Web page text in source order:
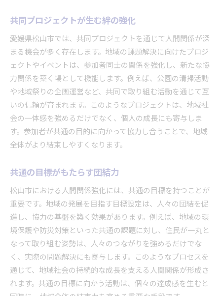
共同プロジェクトが生む絆の強化
愛媛県松山市では、共同プロジェクトを通じて人間関係が深
まる機会が多く存在します。地域の課題解決に向けたプロジ
ェクトやイベントは、参加者同士の関係を強化し、新たな協
力関係を築く場として機能します。例えば、公園の清掃活動
や地域祭りの企画運営など、共同で取り組む活動を通じて互
いの信頼が育まれます。このようなプロジェクトは、地域社
会の一体感を強めるだけでなく、個人の成長にも寄与しま
す。参加者が共通の目的に向かって協力し合うことで、地域
全体がより結束しやすくなります。
共通の目標がもたらす団結力
松山市における人間関係強化には、共通の目標を持つことが
重要です。地域の発展を目指す目標設定は、人々の団結を促
進し、協力の基盤を築く効果があります。例えば、地域の環
境保護や防災対策といった共通の課題に対し、住民が一丸と
なって取り組む姿勢は、人々のつながりを強めるだけでな
く、実際の問題解決にも寄与します。このようなプロセスを
通じて、地域社会の持続的な成長を支える人間関係が形成さ
れます。共通の目標に向かう活動は、個々の達成感を生むと